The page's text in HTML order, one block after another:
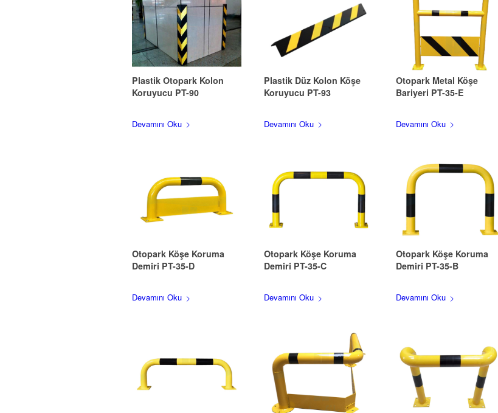
Plastik Otopark Kolon
Koruyucu PT-90
Devamını Oku
Plastik Düz Kolon Köşe
Koruyucu PT-93
Devamını Oku
Otopark Metal Köşe
Bariyeri PT-35-E
Devamını Oku
Otopark Köşe Koruma
Demiri PT-35-D
Devamını Oku
Otopark Köşe Koruma
Demiri PT-35-C
Devamını Oku
Otopark Köşe Koruma
Demiri PT-35-B
Devamını Oku